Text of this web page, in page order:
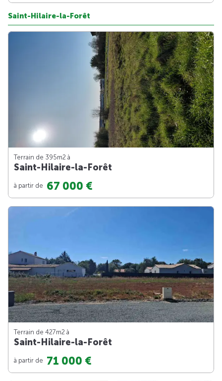
Saint-Hilaire-la-Forêt
Terrain de 395m2 à
Saint-Hilaire-la-Forêt
à partir de 67 000 €
Terrain de 427m2 à
Saint-Hilaire-la-Forêt
à partir de 71 000 €